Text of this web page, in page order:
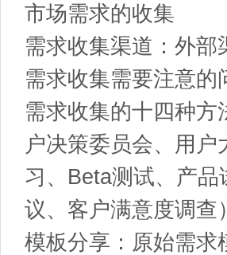
市场需求的收集
需求收集渠道：外部
需求收集需要注意的
需求收集的十四种
户决策委员会、用
习、Beta测试、产
议、客户满意度调查）
模板分享：原始需求